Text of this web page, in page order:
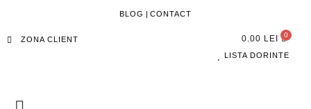
BLOG | CONTACT
ZONA CLIENT 0.00 LEI
LISTA DORINTE